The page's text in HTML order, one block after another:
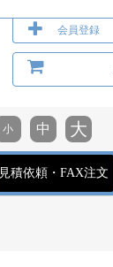
会員登録
見積依頼・FAX注文